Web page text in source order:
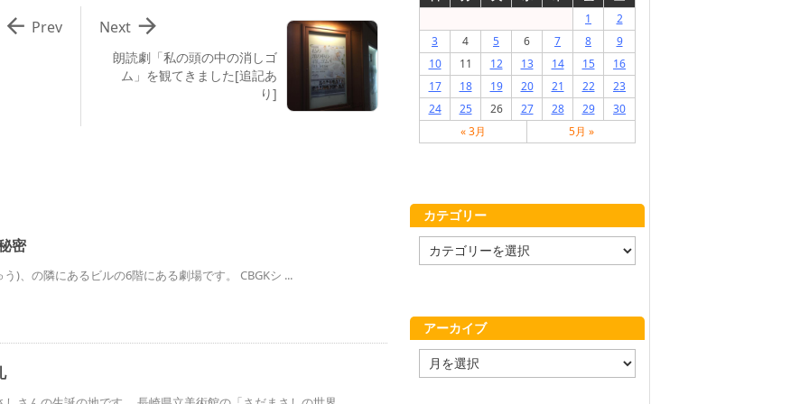
朗読劇「私の頭の中の消しゴ
ム」を観てきました[追記あ
り]

Next
 Prev
密
)、の隣にあるビルの6階にある劇場です。 CBGKシ ...
1
2
3
4 5 6 7 8
9
10
11 12 13 14 15
16
17
18 19 20 21 22
23
24
25 26 27 28 29
30
« 3月
5月 »
カテゴリー
テ
ー
アーカイブ
ー